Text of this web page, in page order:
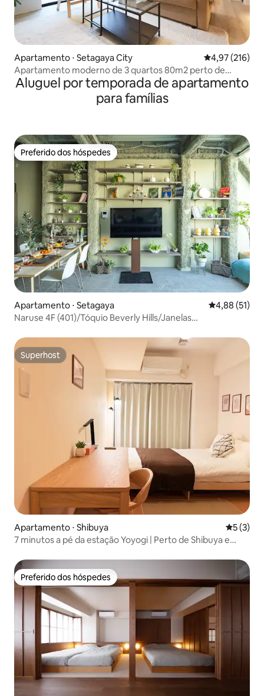
Apartamento ⋅ Setagaya City 4,97 de uma
4,97 (216)
Apartamento moderno de 3 quartos 80m2 perto de
Shibuya!
Aluguel por temporada de apartamento
para famílias
Preferido dos hóspedes
Preferido dos hóspedes
Apartamento ⋅ Setagaya 4,88 de uma
4,88 (51)
Naruse 4F (401)/Tóquio Beverly Hills/Janelas
bonita/Céu/ARTE
Superhost
Superhost
Apartamento ⋅ Shibuya 5 de
5 (3)
7 minutos a pé da estação Yoyogi | Perto de Shibuya e
do Parque Yoyogi
Preferido dos hóspedes
Preferido dos hóspedes